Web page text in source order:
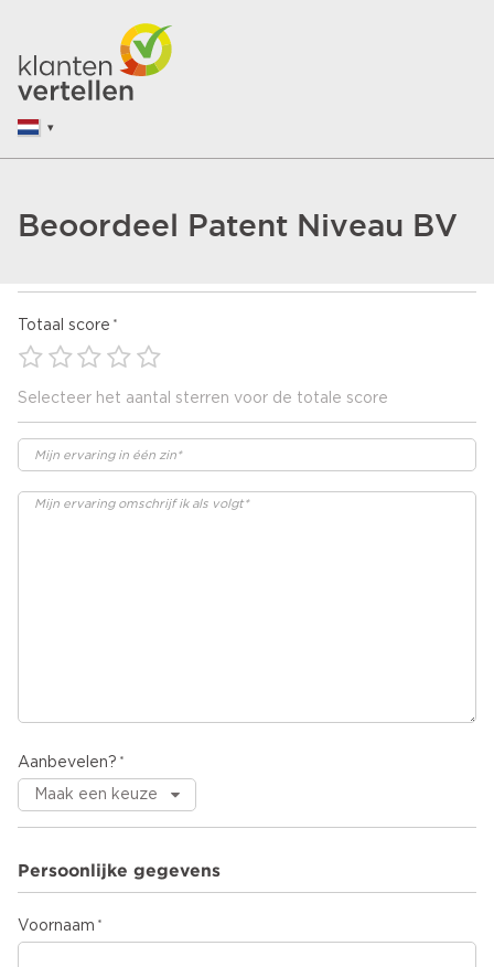
Beoordeel Patent Niveau BV
Totaal score
Selecteer het aantal sterren voor de totale score
Aanbevelen?
Persoonlijke gegevens
Voornaam